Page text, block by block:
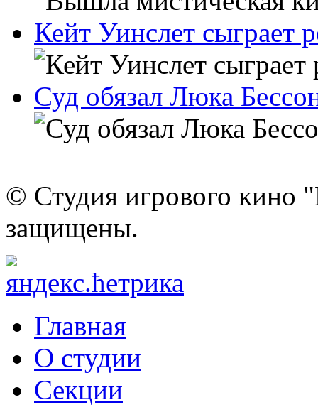
Кейт Уинслет сыграет
Суд обязал Люка
© Студия игрового кино
защищены.
Главная
О студии
Секции